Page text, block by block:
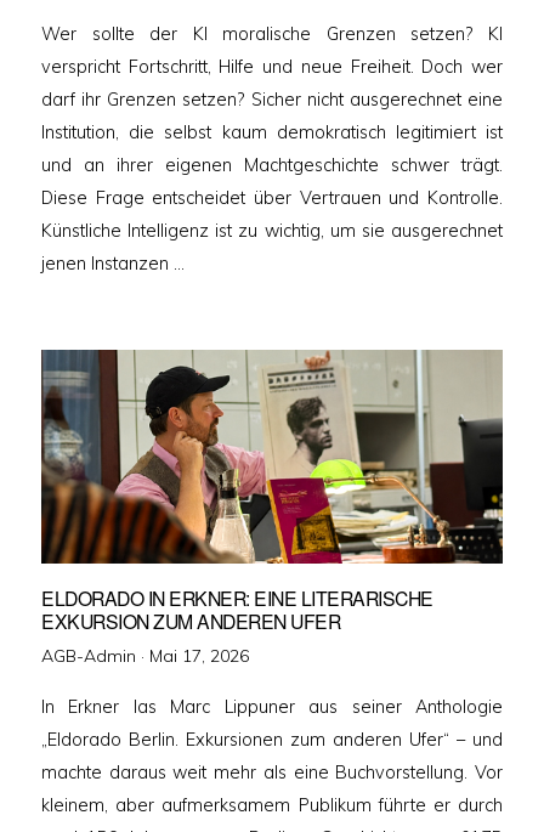
Wer sollte der KI moralische Grenzen setzen? KI
verspricht Fortschritt, Hilfe und neue Freiheit. Doch wer
darf ihr Grenzen setzen? Sicher nicht ausgerechnet eine
Institution, die selbst kaum demokratisch legitimiert ist
und an ihrer eigenen Machtgeschichte schwer trägt.
Diese Frage entscheidet über Vertrauen und Kontrolle.
Künstliche Intelligenz ist zu wichtig, um sie ausgerechnet
jenen Instanzen …
ELDORADO IN ERKNER: EINE LITERARISCHE
EXKURSION ZUM ANDEREN UFER
AGB-Admin · Veröffentlicht
Mai 17, 2026
In Erkner las Marc Lippuner aus seiner Anthologie
„Eldorado Berlin. Exkursionen zum anderen Ufer“ – und
machte daraus weit mehr als eine Buchvorstellung. Vor
kleinem, aber aufmerksamem Publikum führte er durch